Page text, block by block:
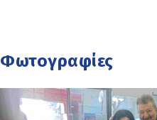
Φωτογραφίες